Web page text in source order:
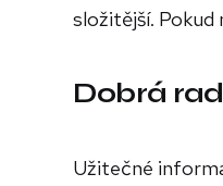
složitější. Pokud
Dobrá
Užitečné